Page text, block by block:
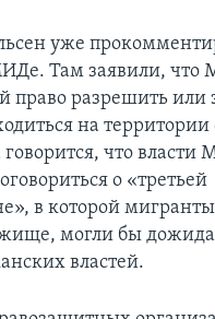
уже
Там заявили, что
право разрешить или
на
что власти
о «третьей
в которой
могли бы
властей.